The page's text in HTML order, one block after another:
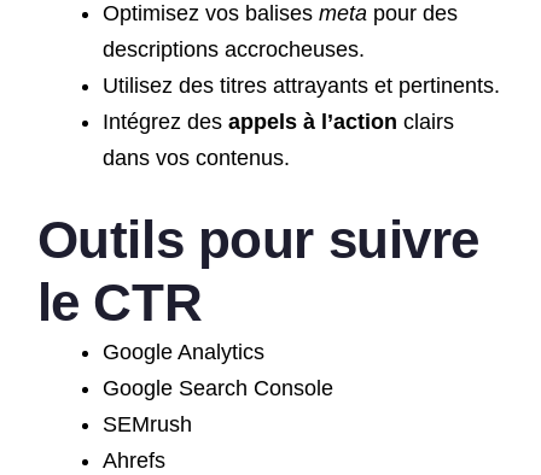
Optimisez vos balises metapour des
descriptions accrocheuses.
Utilisez des titres attrayants et pertinents.
Intégrez des appels à l’action clairs
dans vos contenus.
Outils pour suivre
le CTR
Google Analytics
Google Search Console
SEMrush
Ahrefs